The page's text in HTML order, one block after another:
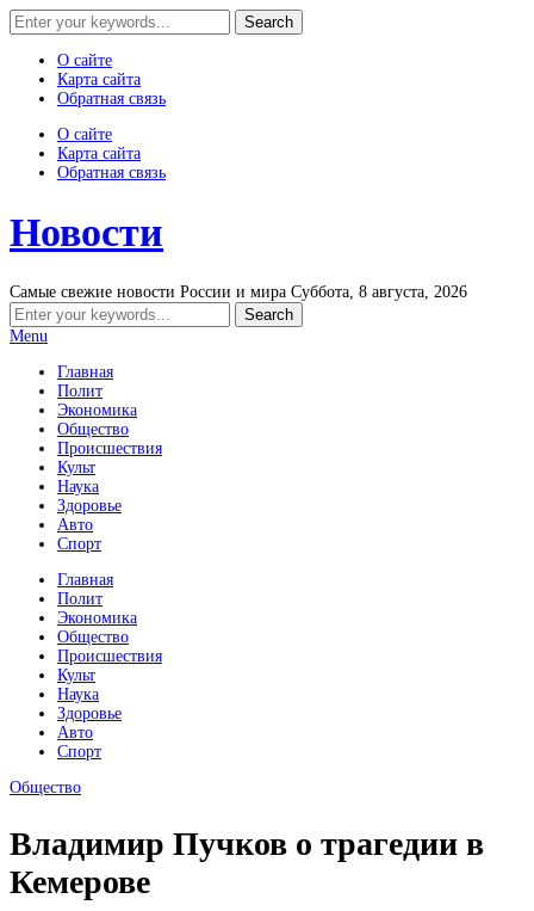
О сайте
Карта сайта
Обратная связь
О сайте
Карта сайта
Обратная связь
Новости
Самые свежие новости России и мира Суббота, 8 августа, 2026
Menu
Главная
Полит
Экономика
Общество
Происшествия
Культ
Наука
Здоровье
Авто
Спорт
Главная
Полит
Экономика
Общество
Происшествия
Культ
Наука
Здоровье
Авто
Спорт
Общество
Владимир Пучков о трагедии в
Кемерове